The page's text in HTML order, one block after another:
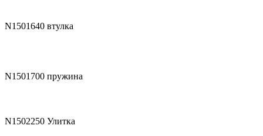
N1501640 втулка
N1501700 пружина
N1502250 Улитка